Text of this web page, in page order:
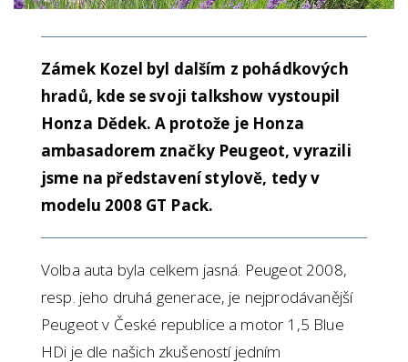
Zámek Kozel byl dalším z pohádkových
hradů, kde se svoji talkshow vystoupil
Honza Dědek. A protože je Honza
ambasadorem značky Peugeot, vyrazili
jsme na představení stylově, tedy v
modelu 2008 GT Pack.
Volba auta byla celkem jasná. Peugeot 2008,
resp. jeho druhá generace, je nejprodávanější
Peugeot v České republice a motor 1,5 Blue
HDi je dle našich zkušeností jedním